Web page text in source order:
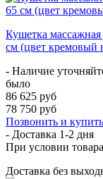
Кушетка
см (цвет кремовый
- Наличие
было
86 625 руб
78 750 руб
Позвонить и купить
- Доставка 1-2 дня
При условии
Доставка без